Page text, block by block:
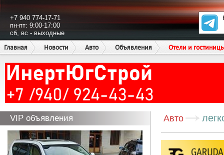
+7 940 774-17-71
пн-пт: 9:00-17:00
сб, вс - выходные
Главная
Новости Авто Объявления Отели и
VIP объявления Авто